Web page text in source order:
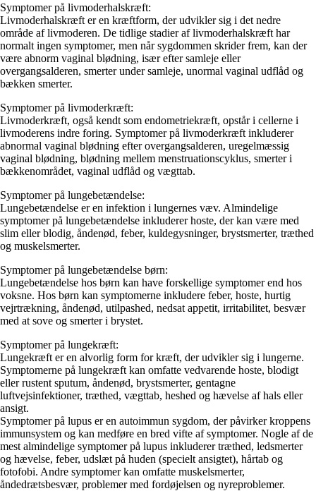
Symptomer på livmoderhalskræft:
Livmoderhalskræft er en kræftform, der udvikler sig i det nedre
område af livmoderen. De tidlige stadier af livmoderhalskræft har
normalt ingen symptomer, men når sygdommen skrider frem, kan der
være abnorm vaginal blødning, især efter samleje eller
overgangsalderen, smerter under samleje, unormal vaginal udflåd og
bækken smerter.
Symptomer på livmoderkræft:
Livmoderkræft, også kendt som endometriekræft, opstår i cellerne i
livmoderens indre foring. Symptomer på livmoderkræft inkluderer
abnormal vaginal blødning efter overgangsalderen, uregelmæssig
vaginal blødning, blødning mellem menstruationscyklus, smerter i
bækkenområdet, vaginal udflåd og vægttab.
Symptomer på lungebetændelse:
Lungebetændelse er en infektion i lungernes væv. Almindelige
symptomer på lungebetændelse inkluderer hoste, der kan være med
slim eller blodig, åndenød, feber, kuldegysninger, brystsmerter, træthed
og muskelsmerter.
Symptomer på lungebetændelse børn:
Lungebetændelse hos børn kan have forskellige symptomer end hos
voksne. Hos børn kan symptomerne inkludere feber, hoste, hurtig
vejrtrækning, åndenød, utilpashed, nedsat appetit, irritabilitet, besvær
med at sove og smerter i brystet.
Symptomer på lungekræft:
Lungekræft er en alvorlig form for kræft, der udvikler sig i lungerne.
Symptomerne på lungekræft kan omfatte vedvarende hoste, blodigt
eller rustent sputum, åndenød, brystsmerter, gentagne
luftvejsinfektioner, træthed, vægttab, heshed og hævelse af hals eller
ansigt.
Symptomer på lupus er en autoimmun sygdom, der påvirker kroppens
immunsystem og kan medføre en bred vifte af symptomer. Nogle af de
mest almindelige symptomer på lupus inkluderer træthed, ledsmerter
og hævelse, feber, udslæt på huden (specielt ansigtet), hårtab og
fotofobi. Andre symptomer kan omfatte muskelsmerter,
åndedrætsbesvær, problemer med fordøjelsen og nyreproblemer.